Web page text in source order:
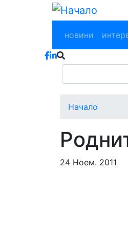
Main
новини
Начало
24 Ноем. 2011